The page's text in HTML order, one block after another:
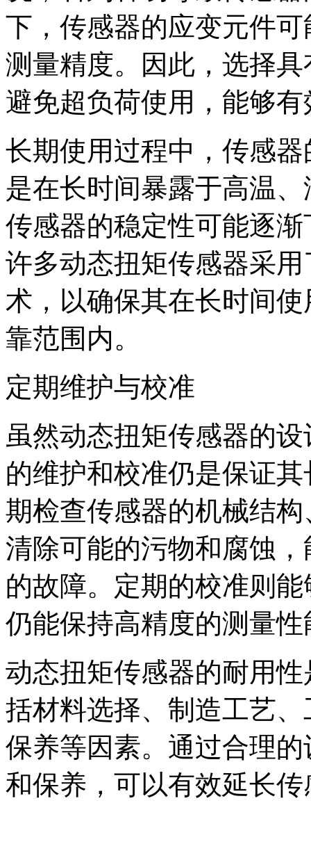
下，传感器的应变元件
测量精度。因此，选择
避免超负荷使用，能够
长期使用过程中，传感
是在长时间暴露于高温
传感器的稳定性可能逐
许多动态扭矩传感器采
术，以确保其在长时间
靠范围内。
定期维护与校准
虽然动态扭矩传感器的
的维护和校准仍是保证
期检查传感器的机械结
清除可能的污物和腐蚀
的故障。定期的校准则
仍能保持高精度的测量性
动态扭矩传感器的耐用
括材料选择、制造工艺
保养等因素。通过合理
和保养，可以有效延长